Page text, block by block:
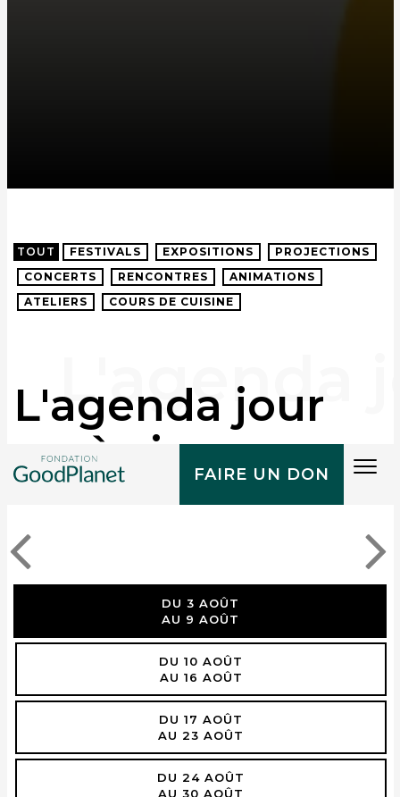
FAIRE UN DON
TOUT FESTIVALS EXPOSITIONS
PROJECTIONS
CONCERTS
RENCONTRES
ANIMATIONS
ATELIERS
COURS DE CUISINE
L'agenda jour
après jour
DU 3 AOÛT
AU 9 AOÛT
DU 10 AOÛT
AU 16 AOÛT
DU 17 AOÛT
AU 23 AOÛT
DU 24 AOÛT
AU 30 AOÛT